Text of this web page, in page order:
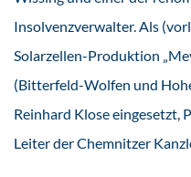
Insolvenzverwalter. Als
Solarzellen-Produktion
(Bitterfeld-Wolfen und
Reinhard Klose eingesetzt,
Leiter der Chemnitzer